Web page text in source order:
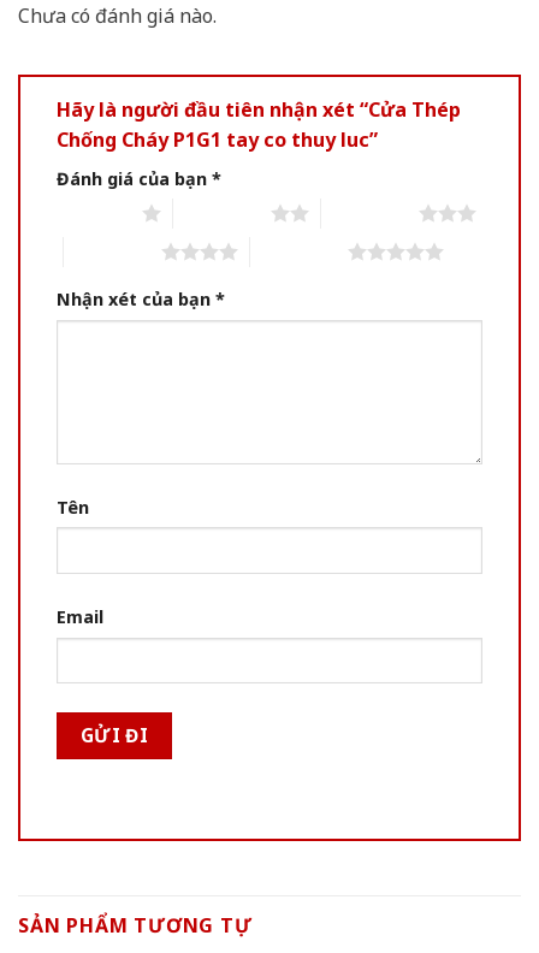
Chưa có đánh giá nào.
Hãy là người đầu tiên nhận xét “Cửa Thép
Chống Cháy P1G1 tay co thuy luc”
Đánh giá của bạn *
Nhận xét của bạn *
Tên
Email
SẢN PHẨM TƯƠNG TỰ